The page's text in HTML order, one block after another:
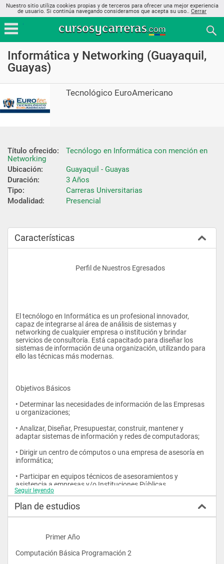
Nuestro sitio utiliza cookies propias y de terceros para ofrecer una mejor experiencia
de usuario. Si continúa navegando consideramos que acepta su uso.. Cerrar
Informática y Networking (Guayaquil,
Guayas)
Tecnológico EuroAmericano
Título ofrecido:
Tecnólogo en Informática con mención en
Networking
Ubicación:
Guayaquil - Guayas
Duración:
3 Años
Tipo:
Carreras Universitarias
Modalidad:
Presencial
Características
					Perfil de Nuestros Egresados
El tecnólogo en Informática es un profesional innovador,
capaz de integrarse al área de análisis de sistemas y
networking de cualquier empresa o institución y brindar
servicios de consultoría. Está capacitado para diseñar los
sistemas de información de una organización, utilizando para
ello las técnicas más modernas.
Objetivos Básicos
• Determinar las necesidades de información de las Empresas
u organizaciones;
• Analizar, Diseñar, Presupuestar, construir, mantener y
adaptar sistemas de información y redes de computadoras;
• Dirigir un centro de cómputos o una empresa de asesoría en
informática;
• Participar en equipos técnicos de asesoramientos y
asistencia a empresas y/o Instituciones Públicas.
Seguir leyendo
Plan de estudios
                    Primer Año
Computación Básica Programación 2